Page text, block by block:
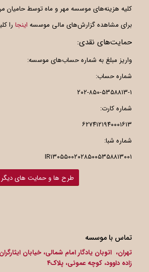
کلیه هزینه‌های موسسه مهر و ماه توسط حامیان
برای مشاهده گزارش‌های مالی موسسه اینجارا
حمایت‌های نقدی:
واریز مبلغ به شماره حساب‌های موسسه:
شماره حساب:
۲۰۲-۸۵۰-۵۳۵۸۸۱۳-۱
شماره کارت:
۶۲۷۴۱۲۱۹۴۰۰۰۱۶۱۳
شماره شبا:
IR۱۳۰۵۵۰۰۲۰۲۸۵۰۰۵۳۵۸۸۱۳۰۰۱
طرح ها و حمایت های دیگر
تماس با موسسه
تهران، اتوبان یادگار امام شمالی، خیابان
زاده داوود، کوچه عموئی، پلاک۴